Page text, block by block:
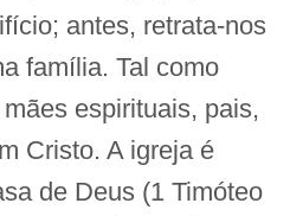
antes, retrata-nos
família. Tal como
espirituais, pais,
Cristo. A igreja é
de Deus (1 Timóteo